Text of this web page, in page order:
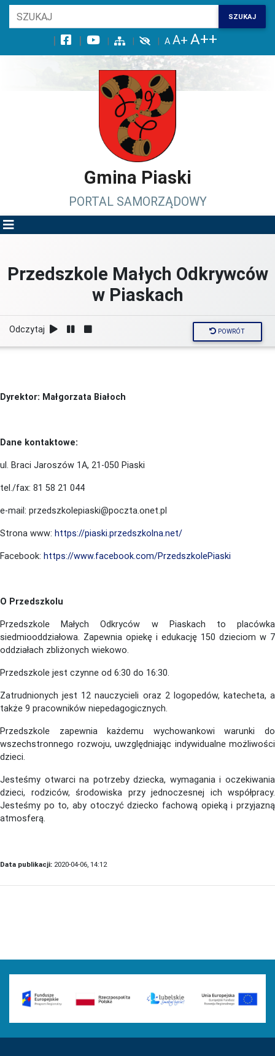
Wróć na początek strony
Przejdź do treści głównej
Przejdź do stopki
Przejdź do menu górnego
Przejdź do mapy serwisu
SZUKAJ
Gmina Piaski
PORTAL SAMORZĄDOWY
Przedszkole Małych Odkrywców
w Piaskach
Odczytaj POWRÓT
Dyrektor: Małgorzata Białoch
Dane kontaktowe:
ul. Braci Jaroszów 1A, 21-050 Piaski
tel./fax: 81 58 21 044
e-mail: przedszkolepiaski@poczta.onet.pl
Strona www: https://piaski.przedszkolna.net/
Facebook: https://www.facebook.com/PrzedszkolePiaski
O Przedszkolu
Przedszkole Małych Odkryców w Piaskach to placówka
siedmiooddziałowa. Zapewnia opiekę i edukację 150 dzieciom w 7
oddziałach zbliżonych wiekowo.
Przedszkole jest czynne od 6:30 do 16:30.
Zatrudnionych jest 12 nauczycieli oraz 2 logopedów, katecheta, a
także 9 pracowników niepedagogicznych.
Przedszkole zapewnia każdemu wychowankowi warunki do
wszechstronnego rozwoju, uwzględniając indywidualne możliwości
dzieci.
Jesteśmy otwarci na potrzeby dziecka, wymagania i oczekiwania
dzieci, rodziców, środowiska przy jednoczesnej ich współpracy.
Jesteśmy po to, aby otoczyć dziecko fachową opieką i przyjazną
atmosferą.
Data publikacji: 2020-04-06, 14:12